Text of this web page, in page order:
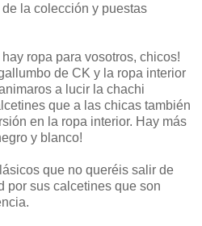
la colección y puestas
ropa para vosotros, chicos!
de CK y la ropa interior
a lucir la chachi
que a las chicas también
en la ropa interior. Hay más
y blanco!
que no queréis salir de
por sus calcetines que son